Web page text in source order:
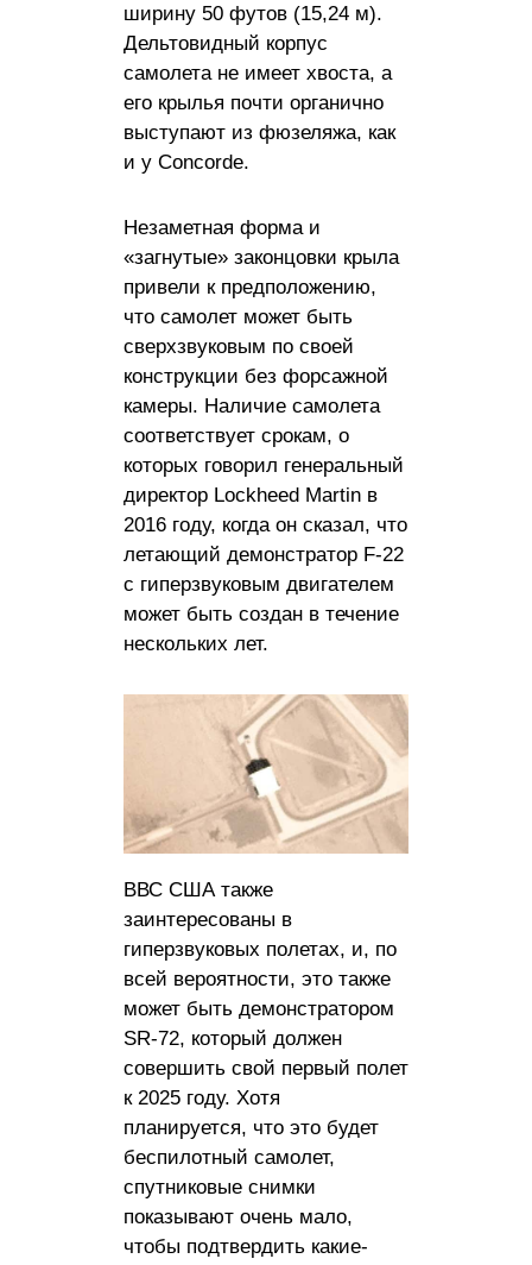
ширину 50 футов (15,24 м).
Дельтовидный корпус
самолета не имеет хвоста, а
его крылья почти органично
выступают из фюзеляжа, как
и у Concorde.
Незаметная форма и
«загнутые» законцовки крыла
привели к предположению,
что самолет может быть
сверхзвуковым по своей
конструкции без форсажной
камеры. Наличие самолета
соответствует срокам, о
которых говорил генеральный
директор Lockheed Martin в
2016 году, когда он сказал, что
летающий демонстратор F-22
с гиперзвуковым двигателем
может быть создан в течение
нескольких лет.
ВВС США также
заинтересованы в
гиперзвуковых полетах, и, по
всей вероятности, это также
может быть демонстратором
SR-72, который должен
совершить свой первый полет
к 2025 году. Хотя
планируется, что это будет
беспилотный самолет,
спутниковые снимки
показывают очень мало,
чтобы подтвердить какие-